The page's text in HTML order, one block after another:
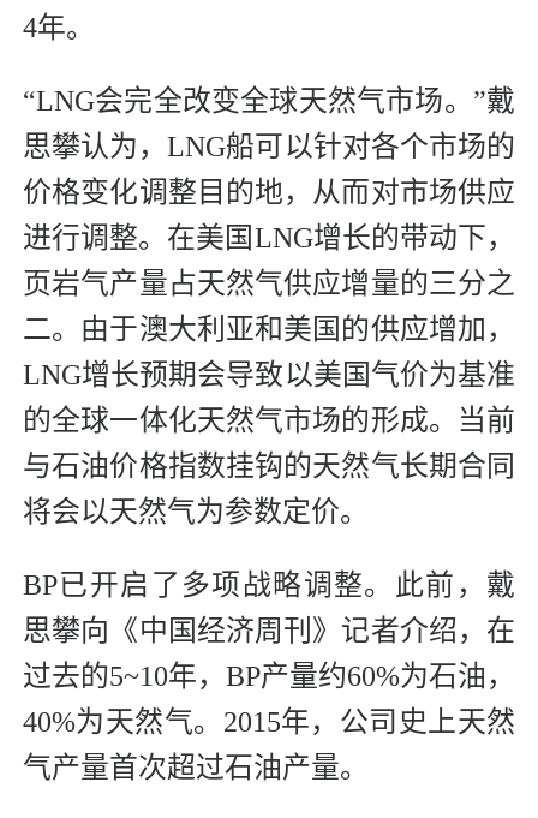
4年。
“LNG会完全改变全球天然气市场。”戴
思攀认为，LNG船可以针对各个市场的
价格变化调整目的地，从而对市场供应
进行调整。在美国LNG增长的带动下，
页岩气产量占天然气供应增量的三分之
二。由于澳大利亚和美国的供应增加，
LNG增长预期会导致以美国气价为基准
的全球一体化天然气市场的形成。当前
与石油价格指数挂钩的天然气长期合同
将会以天然气为参数定价。
BP已开启了多项战略调整。此前，戴
思攀向《中国经济周刊》记者介绍，在
过去的5~10年，BP产量约60%为石油，
40%为天然气。2015年，公司史上天然
气产量首次超过石油产量。